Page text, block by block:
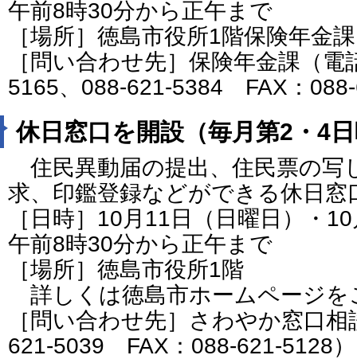
午前8時30分から正午まで
［場所］徳島市役所1階保険年金課
［問い合わせ先］保険年金課（
5165、088-621-5384 FAX：
休日窓口を開設（毎月第2・4
住民異動届の提出、住民票の写
求、印鑑登録などができる休日窓
［日時］10月11日（日曜日）・
午前8時30分から正午まで
［場所］徳島市役所1階
詳しくは徳島市ホームページを
［問い合わせ先］さわやか窓口
621-5039 FAX：088-621-5128）